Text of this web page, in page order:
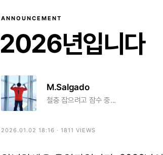
ANNOUNCEMENT
2026년입니다
M.Salgado
철충 잡으려고 잠수 중...
2026.01.02 18:16 · 1811 VIEWS